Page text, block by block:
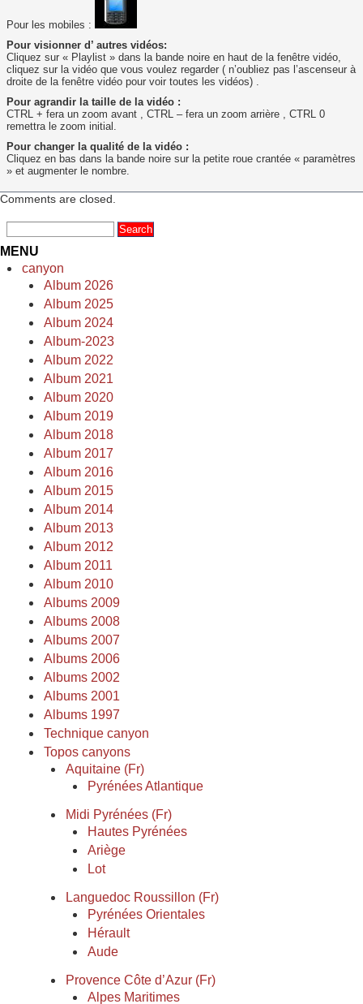
Pour les mobiles :
Pour visionner d’ autres vidéos:
Cliquez sur « Playlist » dans la bande noire en haut de la fenêtre vidéo,
cliquez sur la vidéo que vous voulez regarder ( n’oubliez pas l’ascenseur à
droite de la fenêtre vidéo pour voir toutes les vidéos) .
Pour agrandir la taille de la vidéo :
CTRL + fera un zoom avant , CTRL – fera un zoom arrière , CTRL 0
remettra le zoom initial.
Pour changer la qualité de la vidéo :
Cliquez en bas dans la bande noire sur la petite roue crantée « paramètres
» et augmenter le nombre.
Comments are closed.
MENU
canyon
Album 2026
Album 2025
Album 2024
Album-2023
Album 2022
Album 2021
Album 2020
Album 2019
Album 2018
Album 2017
Album 2016
Album 2015
Album 2014
Album 2013
Album 2012
Album 2011
Album 2010
Albums 2009
Albums 2008
Albums 2007
Albums 2006
Albums 2002
Albums 2001
Albums 1997
Technique canyon
Topos canyons
Aquitaine (Fr)
Pyrénées Atlantique
Midi Pyrénées (Fr)
Hautes Pyrénées
Ariège
Lot
Languedoc Roussillon (Fr)
Pyrénées Orientales
Hérault
Aude
Provence Côte d’Azur (Fr)
Alpes Maritimes